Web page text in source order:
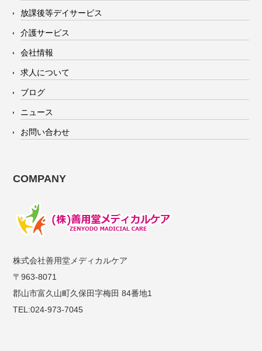
放課後等デイサービス
介護サービス
会社情報
求人について
ブログ
ニュース
お問い合わせ
COMPANY
株式会社善用堂メディカルケア
〒963-8071
郡山市富久山町久保田字梅田 84番地1
TEL:024-973-7045